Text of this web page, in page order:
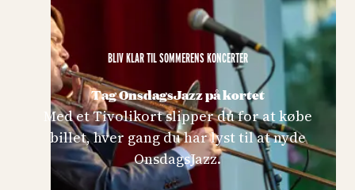
Tag OnsdagsJazz på kortet
BLIV KLAR TIL SOMMERENS KONCERTER
Med et Tivolikort slipper du for at købe
billet, hver gang du har lyst til at nyde
OnsdagsJazz.